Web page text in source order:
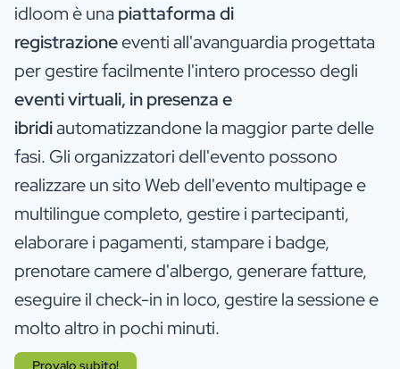
idloom è una piattaforma di
registrazioneeventi all'avanguardia progettata
per gestire facilmente l'intero processo degli
eventi virtuali, in presenza e
ibridiautomatizzandone la maggior parte delle
fasi. Gli organizzatori dell'evento possono
realizzare un sito Web dell'evento multipage e
multilingue completo, gestire i partecipanti,
elaborare i pagamenti, stampare i badge,
prenotare camere d'albergo, generare fatture,
eseguire il check-in in loco, gestire la sessione e
molto altro in pochi minuti.
Provalo subito!